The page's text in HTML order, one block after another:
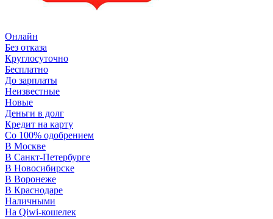
Онлайн
Без отказа
Круглосуточно
Бесплатно
До зарплаты
Неизвестные
Новые
Деньги в долг
Кредит на карту
Со 100% одобрением
В Москве
В Санкт-Петербурге
В Новосибирске
В Воронеже
В Краснодаре
Наличными
На Qiwi-кошелек